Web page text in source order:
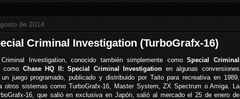
de 2014
Criminal Investigation (TurboGrafx-16)
Investigation, conocido también simplemente comoSpecial Criminal
como Chase HQ II: Special Criminal Investigation en algunas conversiones
juego programado, publicado y distribuido por Taito para recreativa en 1989,
otros sistemas como TurboGrafx-16, Master System, ZX Spectrum o Amiga. La
16, que salió en exclusiva en Japón, salió al mercado el 25 de enero de